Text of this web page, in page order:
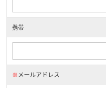
携帯
※メールアドレス